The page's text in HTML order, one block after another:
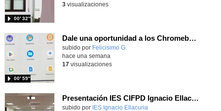
00′ 32″
3visualizaciones
Dale una oportunidad a los Chromebooks y utiliza un proyector para realizar talleres si no tienes pantallas táctiles
Contenido educativo.
subido por Felicisimo G.
00′ 59″
hace una semana
17visualizaciones
Presentación IES CIFPD Ignacio Ellacuría
Contenido educativo.
subido por IES Ignacio Ellacuria